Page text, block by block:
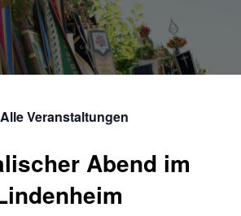
Veranstaltungen
Abend im